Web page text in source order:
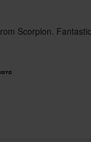
Scorpion.